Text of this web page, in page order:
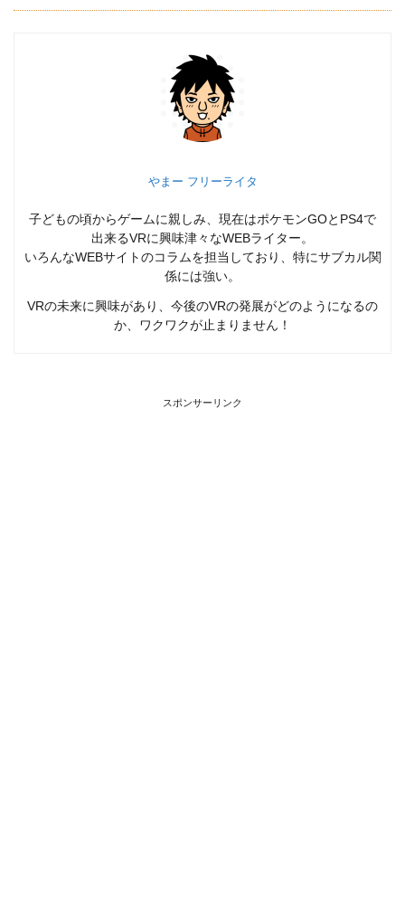
やまー フリーライタ
子どもの頃からゲームに親しみ、現在はポケモンGOとPS4で
出来るVRに興味津々なWEBライター。
いろんなWEBサイトのコラムを担当しており、特にサブカル関
係には強い。
VRの未来に興味があり、今後のVRの発展がどのようになるの
か、ワクワクが止まりません！
スポンサーリンク